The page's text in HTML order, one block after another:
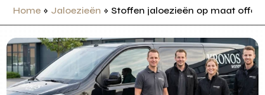
Home » Jaloezieën »Stoffen jaloezieën op maat